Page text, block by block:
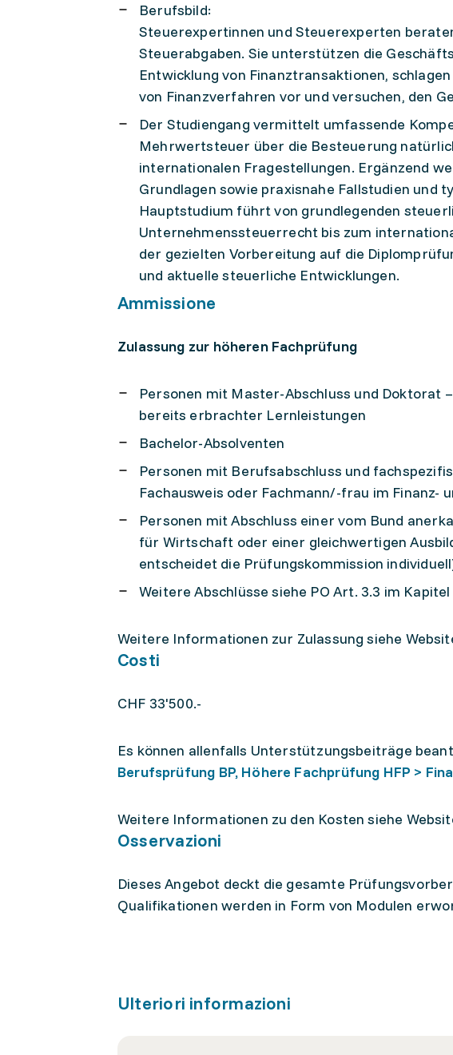
Berufsbild:
Steuerexpertinnen und Steuerexperten
Steuerabgaben. Sie unterstützen die
Entwicklung von Finanztransaktionen,
von Finanzverfahren vor und versuchen, den
Der Studiengang vermittelt umfassende
Mehrwertsteuer über die Besteuerung
internationalen Fragestellungen. Ergänzend
Grundlagen sowie praxisnahe Fallstudien und
Hauptstudium führt von grundlegenden
Unternehmenssteuerrecht bis zum
der gezielten Vorbereitung auf die
und aktuelle steuerliche Entwicklungen.
Ammissione
Zulassung zur höheren Fachprüfung
Personen mit Master-Abschluss und Doktorat
bereits erbrachter Lernleistungen
Bachelor-Absolventen
Personen mit Berufsabschluss und
Fachausweis oder Fachmann/-frau im Finanz-
Personen mit Abschluss einer vom Bund
für Wirtschaft oder einer gleichwertigen
entscheidet die Prüfungskommission
Weitere Abschlüsse siehe PO Art. 3.3 im
Weitere Informationen zur Zulassung siehe
Costi
CHF 33'500.-
Es können allenfalls Unterstützungsbeiträge
Berufsprüfung BP, Höhere Fachprüfung HFP >
Weitere Informationen zu den Kosten siehe
Osservazioni
Dieses Angebot deckt die gesamte
Qualifikationen werden in Form von Modulen
Ulteriori informazioni